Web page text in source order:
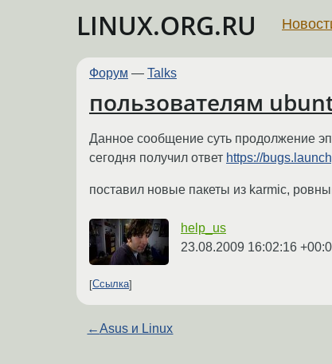
LINUX.ORG.RU
Форум — Talks
пользователям
Данное сообщение суть продолжение
сегодня получил ответ https://
поставил новые пакеты из karmic,
help_us
23.08.2009 16:02:16
Ссылка
←Asus и Linux